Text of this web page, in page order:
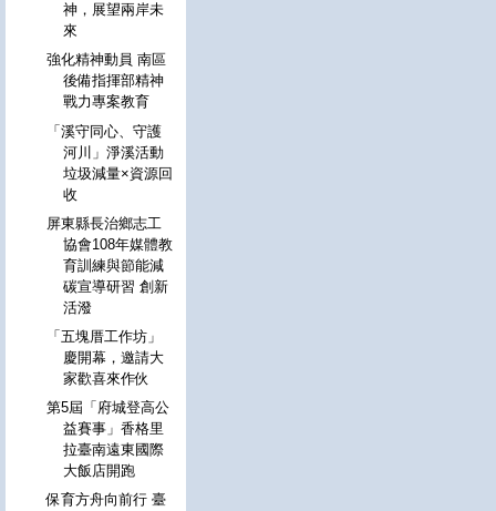
神，展望兩岸未
來
強化精神動員 南區
後備指揮部精神
戰力專案教育
「溪守同心、守護
河川」淨溪活動
垃圾減量×資源回
收
屏東縣長治鄉志工
協會108年媒體教
育訓練與節能減
碳宣導研習 創新
活潑
「五塊厝工作坊」
慶開幕，邀請大
家歡喜來作伙
第5屆「府城登高公
益賽事」香格里
拉臺南遠東國際
大飯店開跑
保育方舟向前行 臺